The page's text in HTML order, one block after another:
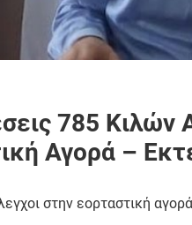
785
Αγορά –
στην εορταστική